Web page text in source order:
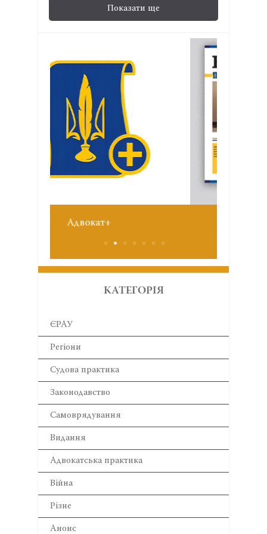
Показати ще
№6 червень 2026
КАТЕГОРІЯ
ЄРАУ
Регіони
Cудова практика
Законодавство
Самоврядування
Видання
Адвокатська практика
Війна
Різне
Анонс